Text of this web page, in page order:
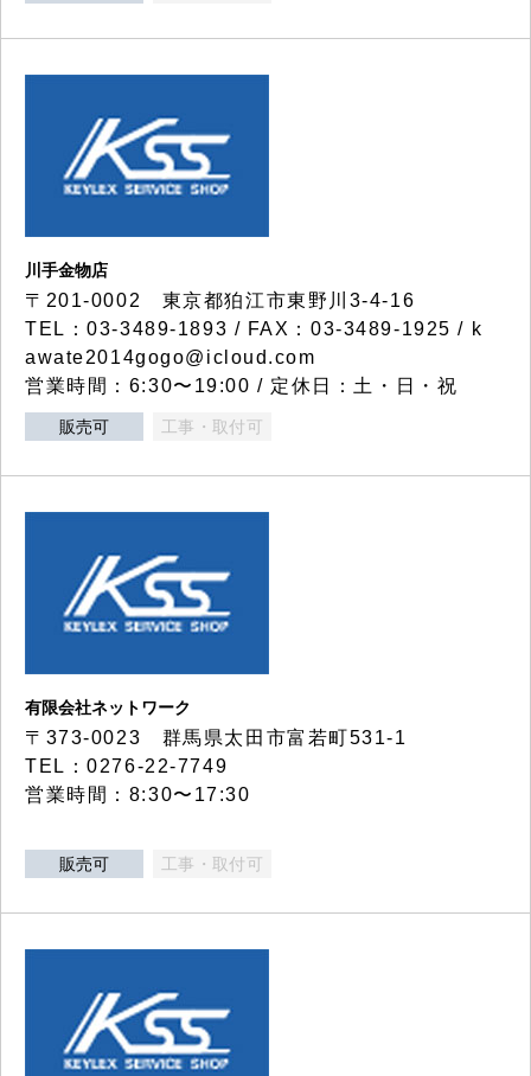
川手金物店
〒201-0002 東京都狛江市東野川3-4-16
TEL：03-3489-1893 / FAX：03-3489-1925 / k
awate2014gogo@icloud.com
営業時間：6:30〜19:00 / 定休日：土・日・祝
販売可 工事・取付可
有限会社ネットワーク
〒373-0023 群馬県太田市富若町531-1
TEL：0276-22-7749
営業時間：8:30〜17:30
販売可 工事・取付可